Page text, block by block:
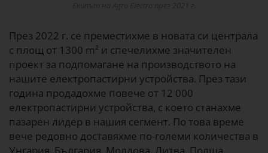
През 2022 г. се преместихме в новата си централа
с площ от 1300 m² и спечелихме значителен
проект за подпомагане на производството на
нашите електропастирни устройства. През тази
година продадохме повече от 12 000
електропастирни устройства, с което станахме
пазарен лидер в нашия сегмент. По това време
вече редовно доставяхме по-големи количества в
Унгария, България, Молдова, Литва, Полша,